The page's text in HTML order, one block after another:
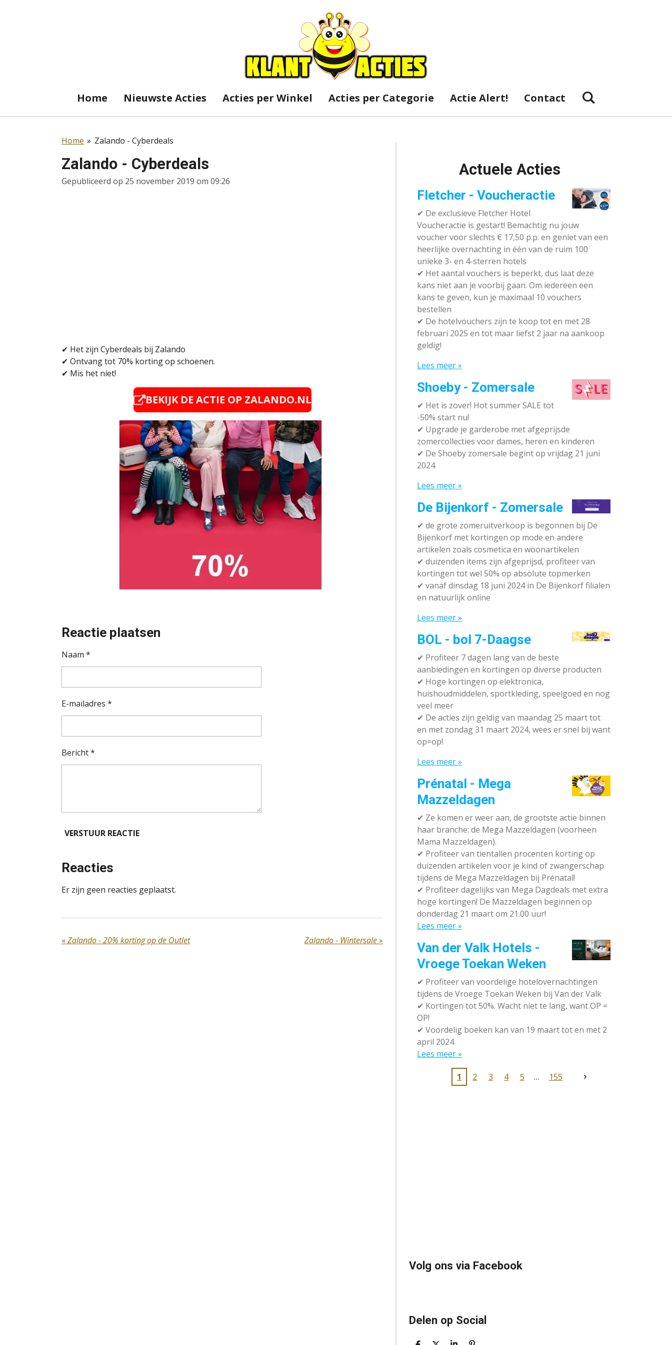
Home Nieuwste Acties Acties per Winkel Acties per Categorie Actie Alert! Contact
Home » Zalando - Cyberdeals
Zalando - Cyberdeals
Gepubliceerd op 25 november 2019 om 09:26
✔ Het zijn Cyberdeals bij Zalando
✔ Ontvang tot 70% korting op schoenen.
✔ Mis het niet!
BEKIJK DE ACTIE OP ZALANDO.NL
Reactie plaatsen
Naam *
E-mailadres *
Bericht *
VERSTUUR REACTIE
Reacties
Er zijn geen reacties geplaatst.
«Zalando - 20% korting op de Outlet Zalando - Wintersale»
Actuele Acties
Fletcher - Voucheractie
✔ De exclusieve Fletcher Hotel
Voucheractie is gestart! Bemachtig nu jouw
voucher voor slechts € 17,50 p.p. en geniet van een
heerlijke overnachting in één van de ruim 100
unieke 3- en 4-sterren hotels
✔ Het aantal vouchers is beperkt, dus laat deze
kans niet aan je voorbij gaan. Om iedereen een
kans te geven, kun je maximaal 10 vouchers
bestellen
✔ De hotelvouchers zijn te koop tot en met 28
februari 2025 en tot maar liefst 2 jaar na aankoop
geldig!
Lees meer »
Shoeby - Zomersale
✔ Het is zover! Hot summer SALE tot
-50% start nu!
✔ Upgrade je garderobe met afgeprijsde
zomercollecties voor dames, heren en kinderen
✔ De Shoeby zomersale begint op vrijdag 21 juni
2024
Lees meer »
De Bijenkorf - Zomersale
✔ de grote zomeruitverkoop is begonnen bij De
Bijenkorf met kortingen op mode en andere
artikelen zoals cosmetica en woonartikelen
✔ duizenden items zijn afgeprijsd, profiteer van
kortingen tot wel 50% op absolute topmerken
✔ vanaf dinsdag 18 juni 2024 in De Bijenkorf filialen
en natuurlijk online
Lees meer »
BOL - bol 7-Daagse
✔ Profiteer 7 dagen lang van de beste
aanbiedingen en kortingen op diverse producten
✔ Hoge kortingen op elektronica,
huishoudmiddelen, sportkleding, speelgoed en nog
veel meer
✔ De acties zijn geldig van maandag 25 maart tot
en met zondag 31 maart 2024, wees er snel bij want
op=op!
Lees meer »
Prénatal - Mega
Mazzeldagen
✔ Ze komen er weer aan, de grootste actie binnen
haar branche: de Mega Mazzeldagen (voorheen
Mama Mazzeldagen).
✔ Profiteer van tientallen procenten korting op
duizenden artikelen voor je kind of zwangerschap
tijdens de Mega Mazzeldagen bij Prénatal!
✔ Profiteer dagelijks van Mega Dagdeals met extra
hoge kortingen! De Mazzeldagen beginnen op
donderdag 21 maart om 21.00 uur!
Lees meer »
Van der Valk Hotels -
Vroege Toekan Weken
✔ Profiteer van voordelige hotelovernachtingen
tijdens de Vroege Toekan Weken bij Van der Valk
✔ Kortingen tot 50%. Wacht niet te lang, want OP =
OP!
✔ Voordelig boeken kan van 19 maart tot en met 2
april 2024
Lees meer »
1 2 3 4 5 155
Volg ons via Facebook
Delen op Social